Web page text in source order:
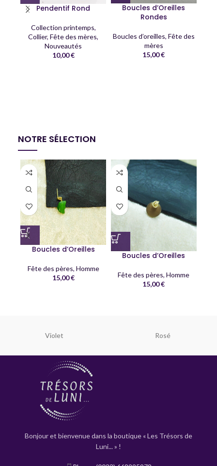
Pendentif Rond
Collection printemps,
Collier,Fête des mères,
Nouveautés
10,00€
Boucles d’Oreilles
Rondes
Boucles d’oreilles, Fête des
mères
15,00€
NOTRE SÉLECTION
Boucles d’Oreilles
Fête des pères, Homme
15,00€
Boucles d’Oreilles
Fête des pères,Homme
15,00€
Violet Rosé
Bonjour et bienvenue dans la boutique « Les Trésors de
Luni... » !